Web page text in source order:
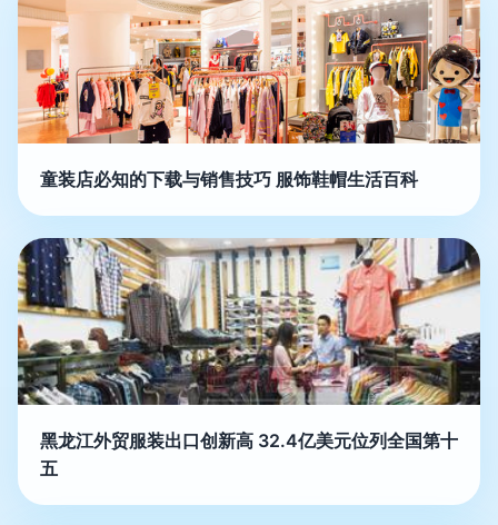
童装店必知的下载与销售技巧 服饰鞋帽生活百科
黑龙江外贸服装出口创新高 32.4亿美元位列全国第十
五